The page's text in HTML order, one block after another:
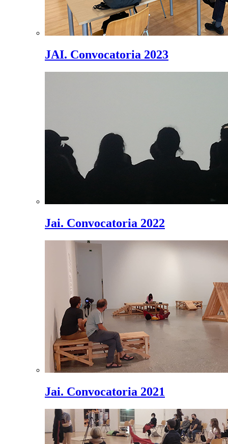
JAI. Convocatoria 2023
Jai. Convocatoria 2022
Jai. Convocatoria 2021